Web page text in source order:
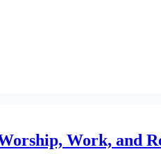
Work, and